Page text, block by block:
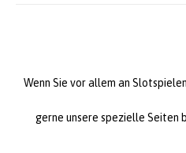
Wenn Sie vor allem an
gerne unsere spezielle Seiten